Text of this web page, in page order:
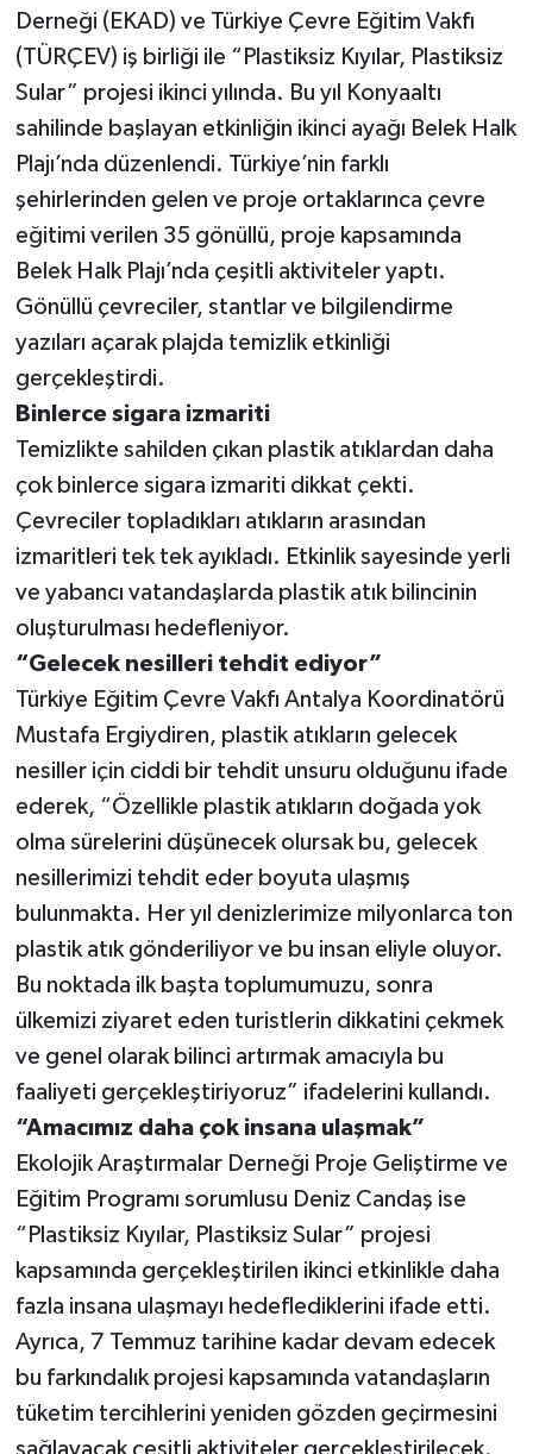
Derneği (EKAD) ve Türkiye Çevre Eğitim Vakfı
(TÜRÇEV) iş birliği ile “Plastiksiz Kıyılar, Plastiksiz
Sular” projesi ikinci yılında. Bu yıl Konyaaltı
sahilinde başlayan etkinliğin ikinci ayağı Belek Halk
Plajı’nda düzenlendi. Türkiye’nin farklı
şehirlerinden gelen ve proje ortaklarınca çevre
eğitimi verilen 35 gönüllü, proje kapsamında
Belek Halk Plajı’nda çeşitli aktiviteler yaptı.
Gönüllü çevreciler, stantlar ve bilgilendirme
yazıları açarak plajda temizlik etkinliği
gerçekleştirdi.
Binlerce sigara izmariti
Temizlikte sahilden çıkan plastik atıklardan daha
çok binlerce sigara izmariti dikkat çekti.
Çevreciler topladıkları atıkların arasından
izmaritleri tek tek ayıkladı. Etkinlik sayesinde yerli
ve yabancı vatandaşlarda plastik atık bilincinin
oluşturulması hedefleniyor.
“Gelecek nesilleri tehdit ediyor”
Türkiye Eğitim Çevre Vakfı Antalya Koordinatörü
Mustafa Ergiydiren, plastik atıkların gelecek
nesiller için ciddi bir tehdit unsuru olduğunu ifade
ederek, “Özellikle plastik atıkların doğada yok
olma sürelerini düşünecek olursak bu, gelecek
nesillerimizi tehdit eder boyuta ulaşmış
bulunmakta. Her yıl denizlerimize milyonlarca ton
plastik atık gönderiliyor ve bu insan eliyle oluyor.
Bu noktada ilk başta toplumumuzu, sonra
ülkemizi ziyaret eden turistlerin dikkatini çekmek
ve genel olarak bilinci artırmak amacıyla bu
faaliyeti gerçekleştiriyoruz” ifadelerini kullandı.
“Amacımız daha çok insana ulaşmak”
Ekolojik Araştırmalar Derneği Proje Geliştirme ve
Eğitim Programı sorumlusu Deniz Candaş ise
“Plastiksiz Kıyılar, Plastiksiz Sular” projesi
kapsamında gerçekleştirilen ikinci etkinlikle daha
fazla insana ulaşmayı hedeflediklerini ifade etti.
Ayrıca, 7 Temmuz tarihine kadar devam edecek
bu farkındalık projesi kapsamında vatandaşların
tüketim tercihlerini yeniden gözden geçirmesini
sağlayacak çeşitli aktiviteler gerçekleştirilecek.
Turizm
Yaşam